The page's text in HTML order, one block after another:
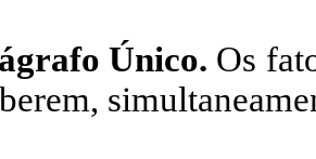
Único. Os